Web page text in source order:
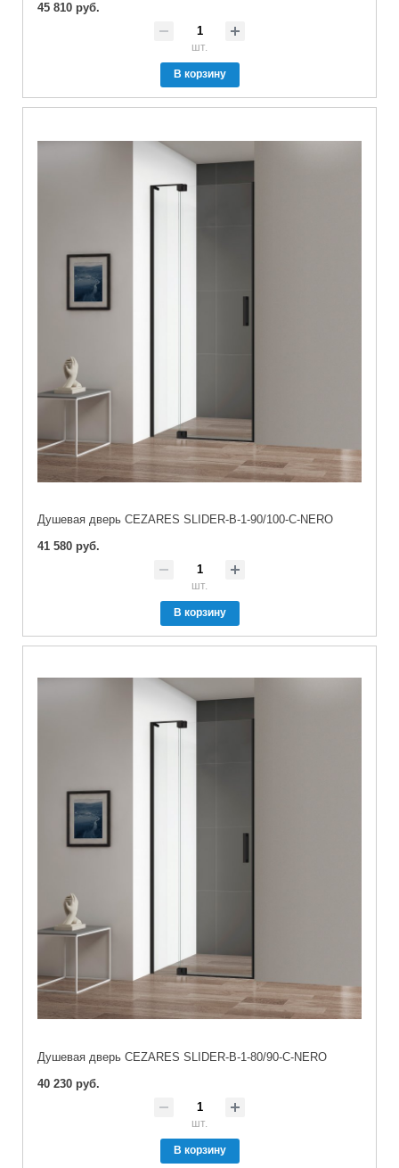
45 810 руб.
шт.
В корзину
Душевая дверь CEZARES SLIDER-B-1-90/100-C-NERO
41 580 руб.
шт.
В корзину
Душевая дверь CEZARES SLIDER-B-1-80/90-C-NERO
40 230 руб.
шт.
В корзину